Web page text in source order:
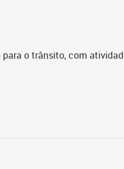
o trânsito, com